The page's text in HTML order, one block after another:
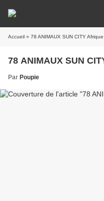
Accueil » 78 ANIMAUX SUN CITY
78 ANIMAUX SUN
Par Poupie